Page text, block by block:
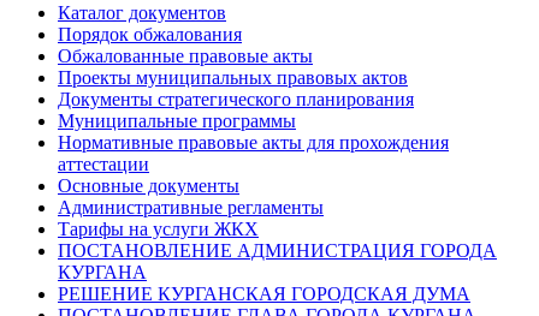
Каталог документов
Порядок обжалования
Обжалованные правовые акты
Проекты муниципальных правовых актов
Документы стратегического планирования
Муниципальные программы
Нормативные правовые акты для прохождения
аттестации
Основные документы
Административные регламенты
Тарифы на услуги ЖКХ
ПОСТАНОВЛЕНИЕ АДМИНИСТРАЦИЯ ГОРОДА
КУРГАНА
РЕШЕНИЕ КУРГАНСКАЯ ГОРОДСКАЯ ДУМА